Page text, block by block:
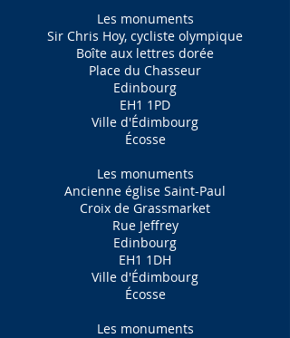
Les monuments
Sir Chris Hoy, cycliste olympique
Boîte aux lettres dorée
Place du Chasseur
Edinbourg
EH1 1PD
Ville d'Édimbourg
Écosse
Les monuments
Ancienne église Saint-Paul
Croix de Grassmarket
Rue Jeffrey
Edinbourg
EH1 1DH
Ville d'Édimbourg
Écosse
Les monuments